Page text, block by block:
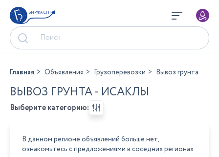
БИРЖА СНГ
Главная Объявления Грузоперевозки Вывоз грунта
ВЫВОЗ ГРУНТА - ИСАКЛЫ
Выберите категорию:
В данном регионе объявлений больше нет,
ознакомьтесь с предложениями в соседних регионах